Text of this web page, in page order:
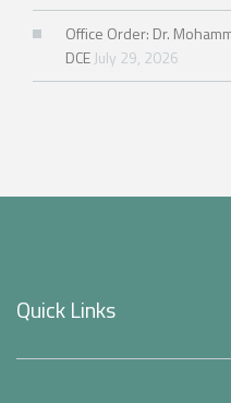
Office Order: Dr.
DCE July 29, 2026
Quick Links